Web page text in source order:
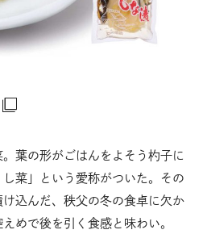
葉の形がごはんをよそう杓子に
菜」という愛称がついた。その
込んだ、秩父の冬の食卓に欠か
めで後を引く食感と味わい。